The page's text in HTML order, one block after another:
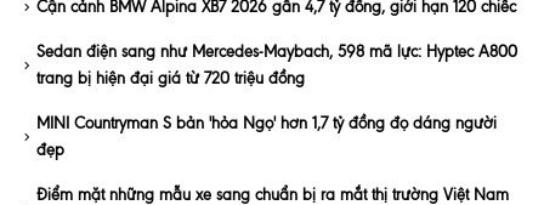
Cận cảnh BMW Alpina XB7 2026 gần 4,7 tỷ đồng, giới hạn 120 chiếc
Sedan điện sang như Mercedes-Maybach, 598 mã lực: Hyptec A800
trang bị hiện đại giá từ 720 triệu đồng
MINI Countryman S bản 'hỏa Ngọ' hơn 1,7 tỷ đồng đọ dáng người
đẹp
Điểm mặt những mẫu xe sang chuẩn bị ra mắt thị trường Việt Nam